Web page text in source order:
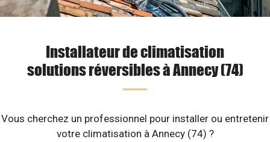
Installateur de climatisation
solutions réversibles à Annecy (74)
Vous cherchez un professionnel pour installer ou entretenir
votre climatisation à Annecy (74) ?